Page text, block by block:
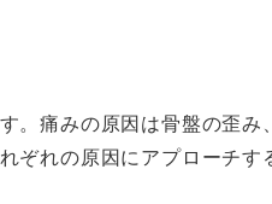
。痛みの原因は骨盤の歪み
れの原因にアプローチす